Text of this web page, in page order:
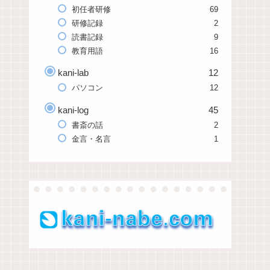
初任者研修
69
研修記録
2
読書記録
9
教育用語
16
kani-lab 12
パソコン 12
kani-log 45
書斎の話
2
金言・名言
1